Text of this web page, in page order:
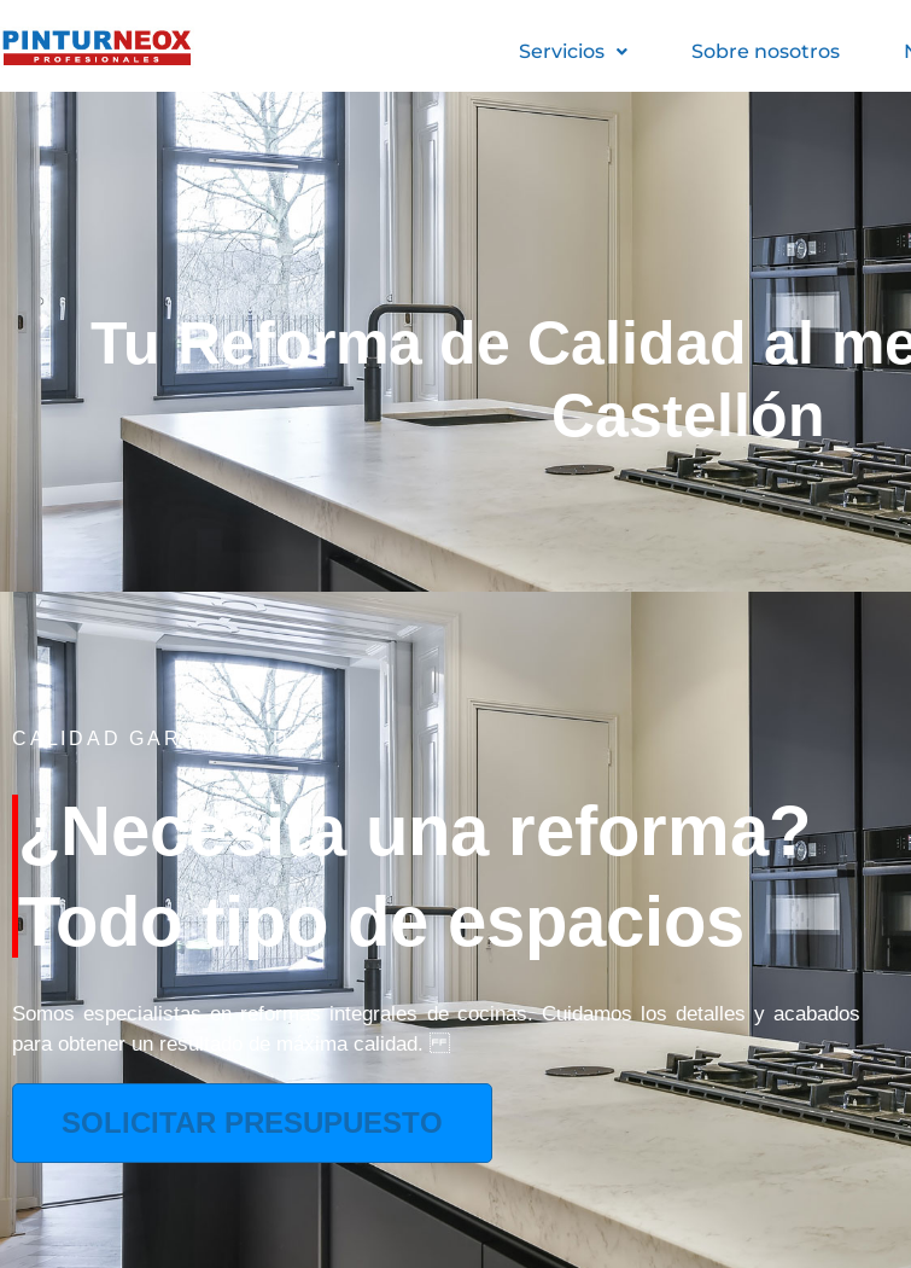
Servicios Sobre nosotros
Tu Reforma de Calidad al
Castellón
CALIDAD GARANTIZADA
¿Necesita una reforma?
Todo tipo de espacios
Somos especialistas en reformas integrales de cocinas. Cuidamos los detalles y acabados
para obtener un resultado de máxima calidad.
SOLICITAR PRESUPUESTO